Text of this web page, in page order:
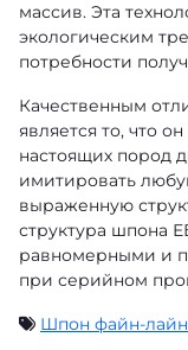
массив. Эта
экологическим
потребности
Качественным
является то, что
настоящих пород
имитировать
выраженную
структура шпона
равномерными и
при серийном
Шпон файн-лайн